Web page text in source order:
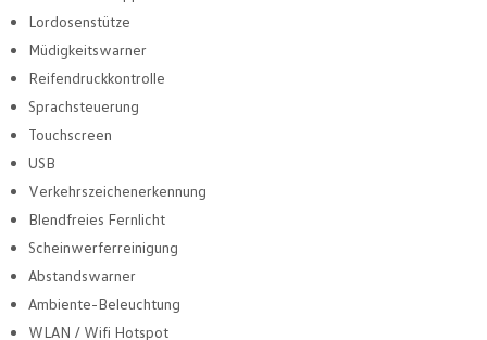
Lordosenstütze
Müdigkeitswarner
Reifendruckkontrolle
Sprachsteuerung
Touchscreen
USB
Verkehrszeichenerkennung
Blendfreies Fernlicht
Scheinwerferreinigung
Abstandswarner
Ambiente-Beleuchtung
WLAN / Wifi Hotspot